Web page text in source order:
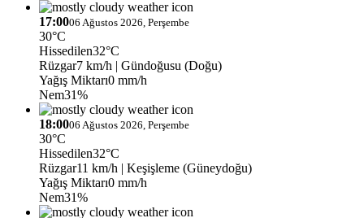
17:0006 Ağustos 2026, Perşembe
30°C
Hissedilen32°C
Rüzgar7 km/h | Gündoğusu (Doğu)
Yağış Miktarı0 mm/h
Nem31%
18:0006 Ağustos 2026, Perşembe
30°C
Hissedilen32°C
Rüzgar11 km/h | Keşişleme (Güneydoğu)
Yağış Miktarı0 mm/h
Nem31%